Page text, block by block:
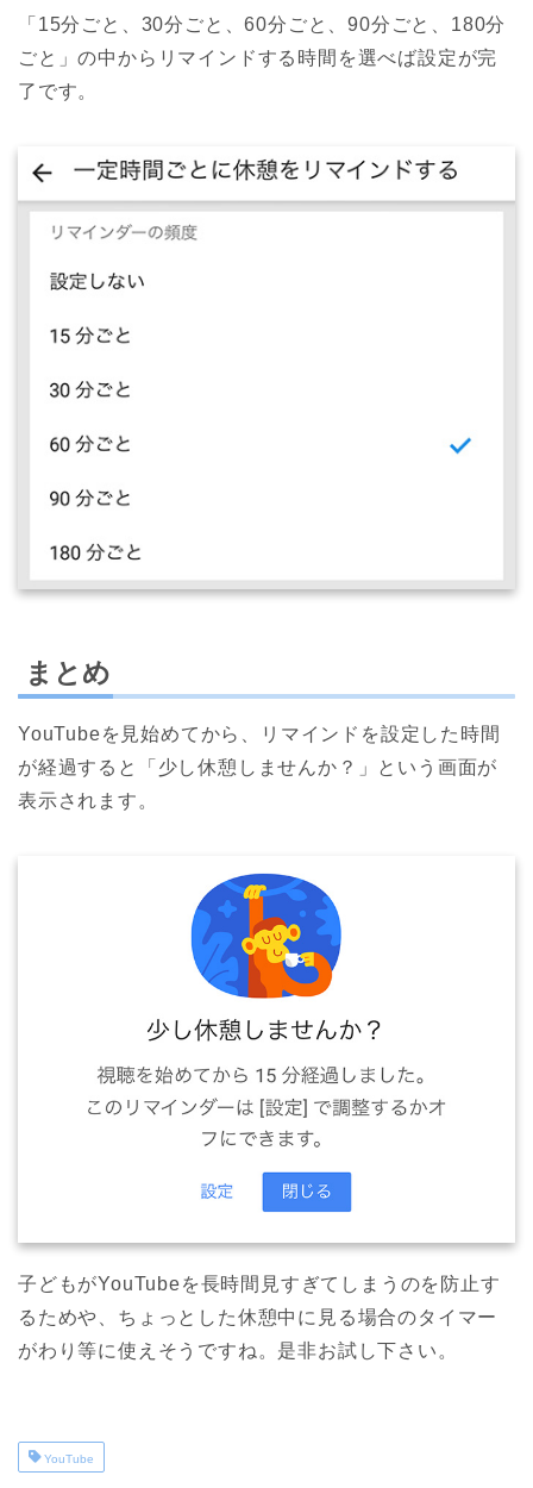
「15分ごと、30分ごと、60分ごと、90分ごと、180分
ごと」の中からリマインドする時間を選べば設定が完
了です。
まとめ
YouTubeを見始めてから、リマインドを設定した時間
が経過すると「少し休憩しませんか？」という画面が
表示されます。
子どもがYouTubeを長時間見すぎてしまうのを防止す
るためや、ちょっとした休憩中に見る場合のタイマー
がわり等に使えそうですね。是非お試し下さい。
YouTube